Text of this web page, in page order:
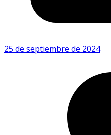
25 de septiembre de 2024